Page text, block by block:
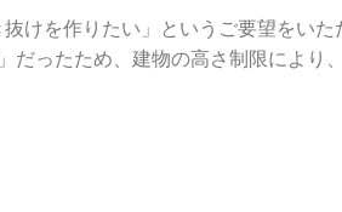
けを作りたい」というご要望をいた
だったため、建物の高さ制限により